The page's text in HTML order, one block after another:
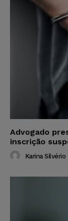
Advogado
inscrição
Karina Silvério